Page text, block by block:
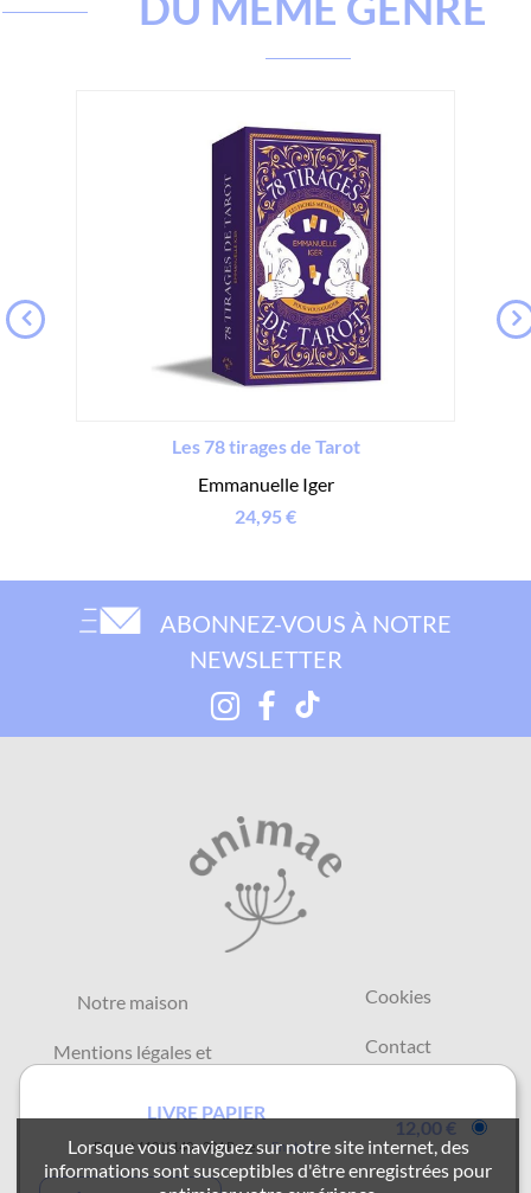
Lorsque vous naviguez sur notre site internet, des
informations sont susceptibles d'être enregistrées pour
LIVRE PAPIER
Format 110 X 140 304 Pages En stock
12,00 €
Les 78 tirages de Tarot
Emmanuelle Iger
24,95 €
ABONNEZ-VOUS À NOTRE
NEWSLETTER
Notre maison
Mentions légales et
CGV
Protection de vos
Cookies
Contact
Retours et commandes
Animae